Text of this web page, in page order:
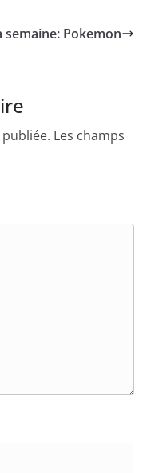
semaine: Pokemon
Les champs